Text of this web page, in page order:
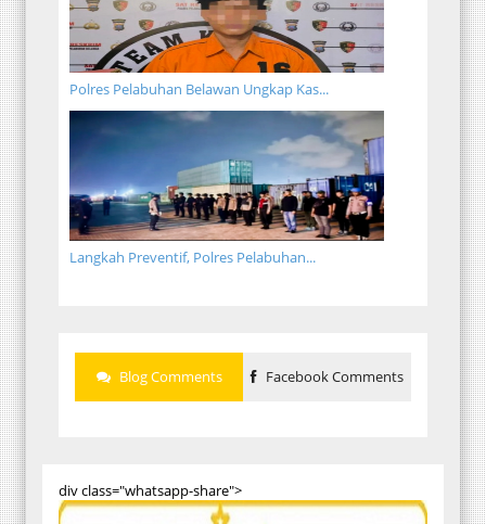
Polres Pelabuhan Belawan Ungkap Kas...
Langkah Preventif, Polres Pelabuhan...
Blog Comments Facebook Comments
div class="whatsapp-share">